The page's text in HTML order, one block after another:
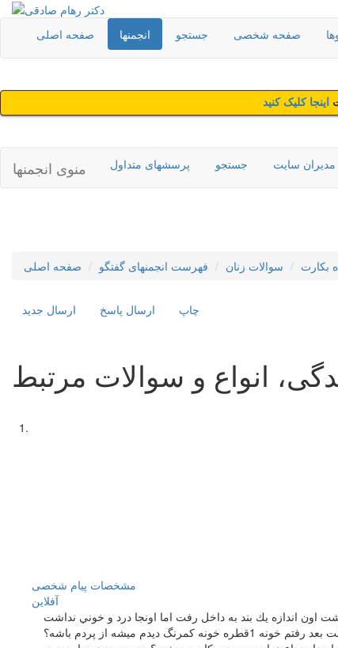
صفحه اصلی انجمنها جستجو صفحه شخصی
اینجا کلیک کنید
منوی انجمنها پرسشهای متداول جستجو مدیران سایت
صفحه اصلی فهرست انجمنهای گفتگو سوالات زنان بکارت
ارسال جديد ارسال پاسخ چاپ
انواع و سوالات مرتبط
مشخصات پیام شخصی
آفلاين
اون اندازه يك بند به داخل رفت اما اونجا درد و خوني نداشت